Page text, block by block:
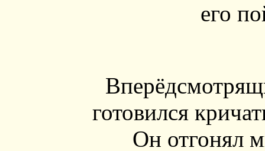
его
готовился
Он отгонял